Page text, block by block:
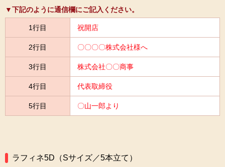
▼下記のように通信欄にご記入ください。
1行目 祝開店
2行目 〇〇〇〇株式会社様へ
3行目 株式会社〇〇商事
4行目 代表取締役
5行目 〇山一郎より
ラフィネ5D（Sサイズ／5本立て）